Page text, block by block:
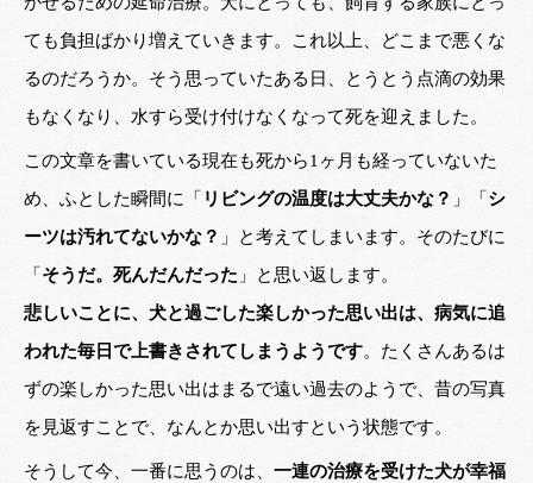
ても負担ばかり増えていきます。これ以上、どこまで悪くな
るのだろうか。そう思っていたある日、とうとう点滴の効果
もなくなり、水すら受け付けなくなって死を迎えました。
この文章を書いている現在も死から1ヶ月も経っていないた
め、ふとした瞬間に「 リビングの温度は大丈夫かな？ 」「 シ
ーツは汚れてないかな？ 」と考えてしまいます。そのたびに
「 そうだ。死んだんだった 」と思い返します。
悲しいことに、犬と過ごした楽しかった思い出は、病気に追
われた毎日で上書きされてしまうようです。たくさんあるは
ずの楽しかった思い出はまるで遠い過去のようで、昔の写真
を見返すことで、なんとか思い出すという状態です。
そうして今、一番に思うのは、 一連の治療を受けた犬が幸福